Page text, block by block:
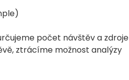
počet návštěv a zdroje
ztrácíme možnost analýzy